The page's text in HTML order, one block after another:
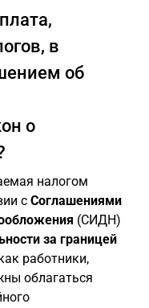
в
об
о
налогом
с Соглашениями
(СИДН)
за границей
работники,
облагаться